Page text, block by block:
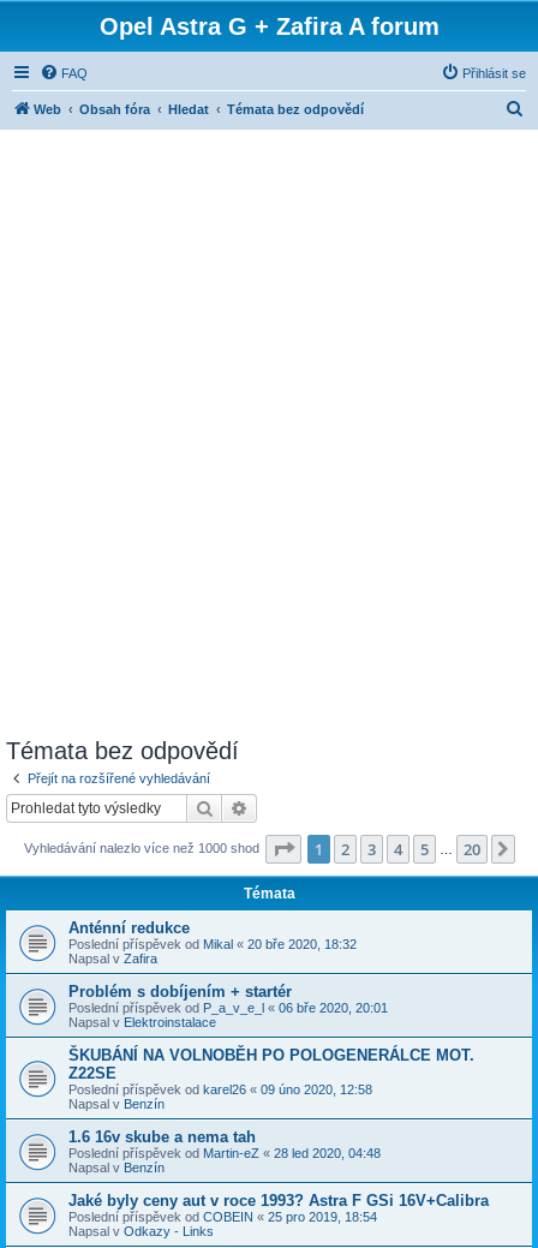
Opel Astra G + Zafira A forum
FAQ Přihlásit se
Web Obsah fóra Hledat Témata bez odpovědí
Témata bez odpovědí
Přejít na rozšířené vyhledávání
Hledat
Vyhledávání nalezlo více než 1000 shod Stránka z 20
1 2 3 4 5 20
Témata
Anténní redukce
Poslední příspěvek od Mikal « 20 bře 2020, 18:32
Napsal v Zafira
Problém s dobíjením + startér
Poslední příspěvek od P_a_v_e_l « 06 bře 2020, 20:01
Napsal v Elektroinstalace
ŠKUBÁNÍ NA VOLNOBĚH PO POLOGENERÁLCE MOT.
Z22SE
Poslední příspěvek od karel26 « 09 úno 2020, 12:58
Napsal v Benzín
1.6 16v skube a nema tah
Poslední příspěvek od Martin-eZ « 28 led 2020, 04:48
Napsal v Benzín
Jaké byly ceny aut v roce 1993? Astra F GSi 16V+Calibra
Poslední příspěvek od COBEIN « 25 pro 2019, 18:54
Napsal v Odkazy - Links